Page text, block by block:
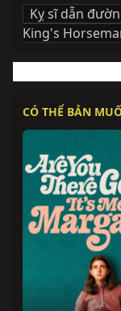
Kỵ sĩ dẫn
King's
CÓ THỂ BẢN